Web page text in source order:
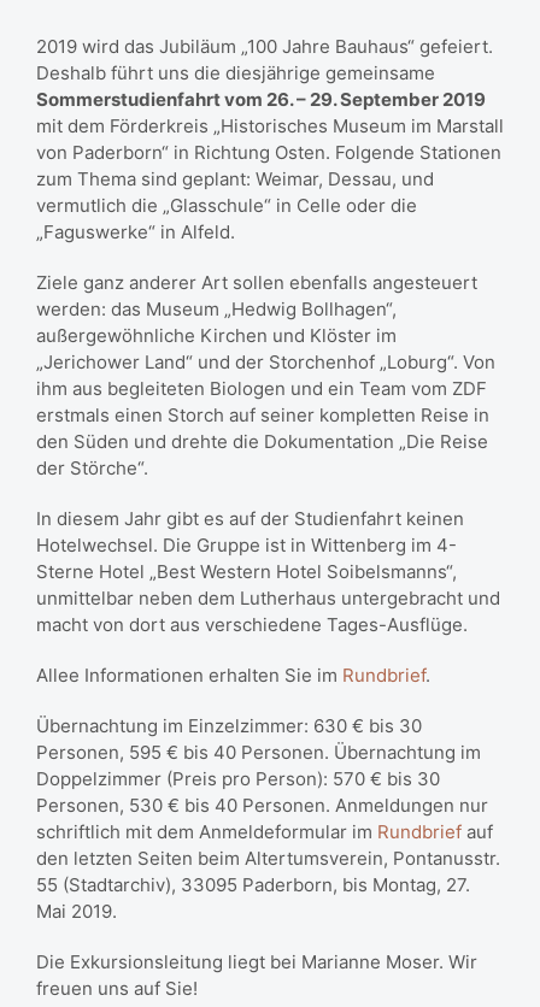
2019 wird das Jubiläum „100 Jahre Bauhaus“ gefeiert.
Deshalb führt uns die diesjährige gemeinsame
Sommerstudienfahrt vom 26. – 29. September 2019
mit dem Förderkreis „Historisches Museum im Marstall
von Paderborn“ in Richtung Osten. Folgende Stationen
zum Thema sind geplant: Weimar, Dessau, und
vermutlich die „Glasschule“ in Celle oder die
„Faguswerke“ in Alfeld.
Ziele ganz anderer Art sollen ebenfalls angesteuert
werden: das Museum „Hedwig Bollhagen“,
außergewöhnliche Kirchen und Klöster im
„Jerichower Land“ und der Storchenhof „Loburg“. Von
ihm aus begleiteten Biologen und ein Team vom ZDF
erstmals einen Storch auf seiner kompletten Reise in
den Süden und drehte die Dokumentation „Die Reise
der Störche“.
In diesem Jahr gibt es auf der Studienfahrt keinen
Hotelwechsel. Die Gruppe ist in Wittenberg im 4-
Sterne Hotel „Best Western Hotel Soibelsmanns“,
unmittelbar neben dem Lutherhaus untergebracht und
macht von dort aus verschiedene Tages-Ausflüge.
Allee Informationen erhalten Sie im Rundbrief.
Übernachtung im Einzelzimmer: 630 € bis 30
Personen, 595 € bis 40 Personen. Übernachtung im
Doppelzimmer (Preis pro Person): 570 € bis 30
Personen, 530 € bis 40 Personen. Anmeldungen nur
schriftlich mit dem Anmeldeformular im Rundbrief auf
den letzten Seiten beim Altertumsverein, Pontanusstr.
55 (Stadtarchiv), 33095 Paderborn, bis Montag, 27.
Mai 2019.
Die Exkursionsleitung liegt bei Marianne Moser. Wir
freuen uns auf Sie!